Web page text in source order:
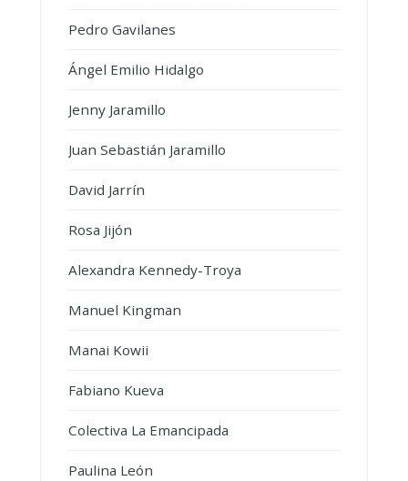
Pedro Gavilanes
Ángel Emilio Hidalgo
Jenny Jaramillo
Juan Sebastián Jaramillo
David Jarrín
Rosa Jijón
Alexandra Kennedy-Troya
Manuel Kingman
Manai Kowii
Fabiano Kueva
Colectiva La Emancipada
Paulina León